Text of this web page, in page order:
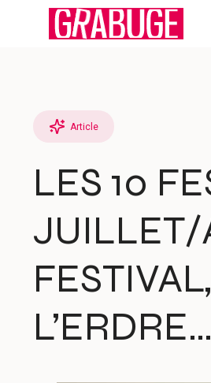
Article
LES 10
JUILLET/
L’ERDRE…